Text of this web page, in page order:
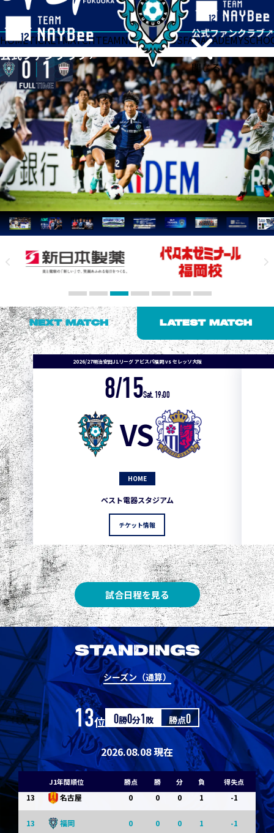
閉じる
HOMETICKETMATCHTEAMNEWSGOODSFANACADEMY
NEXT MATCH LATEST MATCH
2026/27明治安田J1リーグ アビスパ福岡 vs セレッソ大阪
8/15Sat. 19:00
VS
HOME
ベスト電器スタジアム
チケット情報
試合日程を見る
STANDINGS
シーズン（通算）
13位 0勝0分1敗 勝点0
2026.08.08 現在
J1年間順位 勝点 勝 分 負 得失点
1 3
2 3 1
3
3 Ｇ大阪 3 1 0 0 1
5 柏 3 1 0 1
5 Ｃ大阪 3 1 0 0 1
3 1 0 1
7 神戸 3 1 0 0 1
浦和 0 0 1 -1
9 横浜FM 0 0 1 -1
11 水戸 0 0 1 -1
11 岡山 0 0 0 1 -1
13 名古屋 0 0 0 1 -1
13 福岡 0 0 0 1 -1